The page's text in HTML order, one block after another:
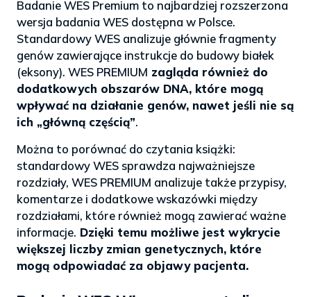
Badanie WES Premium to najbardziej rozszerzona
wersja badania WES dostępna w Polsce.
Standardowy WES analizuje głównie fragmenty
genów zawierające instrukcje do budowy białek
(eksony). WES PREMIUM zagląda również do
dodatkowych obszarów DNA, które mogą
wpływać na działanie genów, nawet jeśli nie są
ich „główną częścią”.
Można to porównać do czytania książki:
standardowy WES sprawdza najważniejsze
rozdziały, WES PREMIUM analizuje także przypisy,
komentarze i dodatkowe wskazówki między
rozdziałami, które również mogą zawierać ważne
informacje. Dzięki temu możliwe jest wykrycie
większej liczby zmian genetycznych, które
mogą odpowiadać za objawy pacjenta.